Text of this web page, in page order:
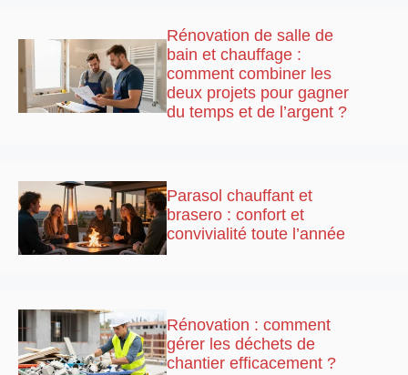
Rénovation de salle de
bain et chauffage :
comment combiner les
deux projets pour gagner
du temps et de l’argent ?
Parasol chauffant et
brasero : confort et
convivialité toute l’année
Rénovation : comment
gérer les déchets de
chantier efficacement ?